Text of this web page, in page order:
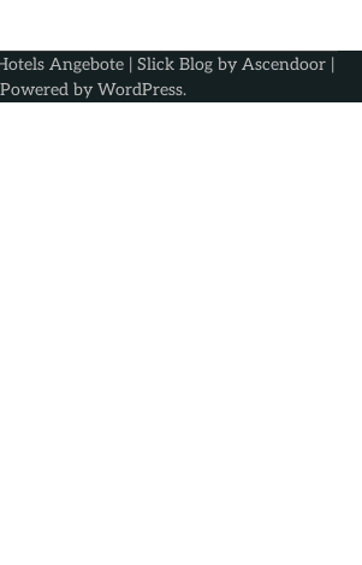
Angebote| Slick Blog by Ascendoor|
Powered by WordPress.